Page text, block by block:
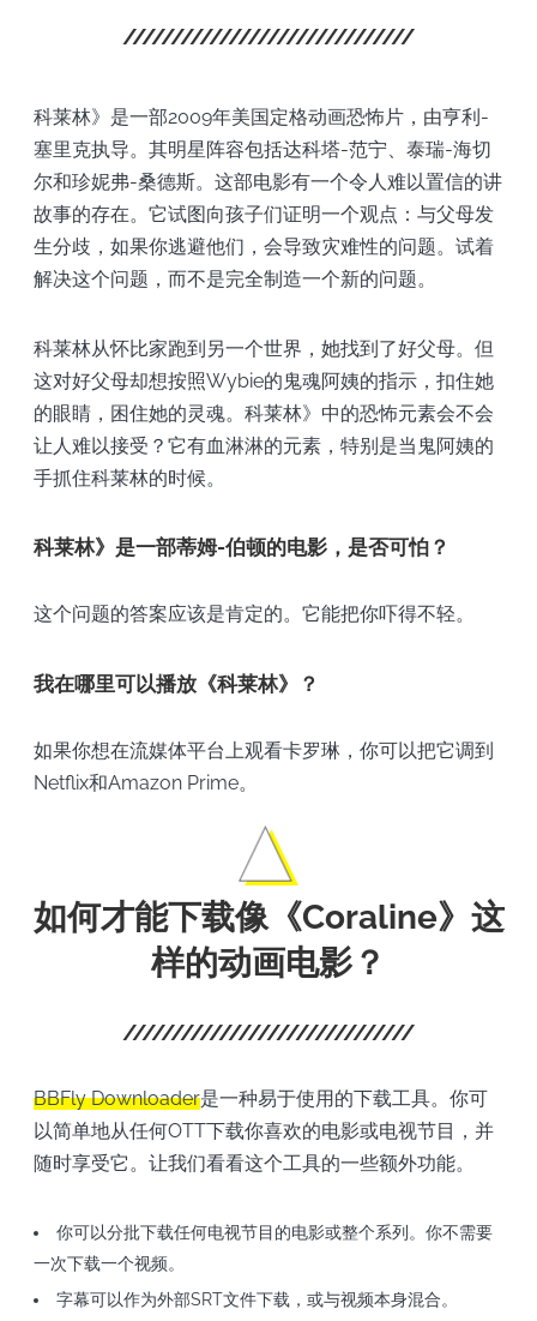
科莱林》是一部2009年美国定格动画恐怖片，由亨利-
塞里克执导。其明星阵容包括达科塔-范宁、泰瑞-海切
尔和珍妮弗-桑德斯。这部电影有一个令人难以置信的讲
故事的存在。它试图向孩子们证明一个观点：与父母发
生分歧，如果你逃避他们，会导致灾难性的问题。试着
解决这个问题，而不是完全制造一个新的问题。
科莱林从怀比家跑到另一个世界，她找到了好父母。但
这对好父母却想按照Wybie的鬼魂阿姨的指示，扣住她
的眼睛，困住她的灵魂。科莱林》中的恐怖元素会不会
让人难以接受？它有血淋淋的元素，特别是当鬼阿姨的
手抓住科莱林的时候。
科莱林》是一部蒂姆-伯顿的电影，是否可怕？
这个问题的答案应该是肯定的。它能把你吓得不轻。
我在哪里可以播放《科莱林》？
如果你想在流媒体平台上观看卡罗琳，你可以把它调到
Netflix和Amazon Prime。
如何才能下载像《Coraline》这
样的动画电影？
BBFly Downloader是一种易于使用的下载工具。你可
以简单地从任何OTT下载你喜欢的电影或电视节目，并
随时享受它。让我们看看这个工具的一些额外功能。
你可以分批下载任何电视节目的电影或整个系列。你不需要
一次下载一个视频。
字幕可以作为外部SRT文件下载，或与视频本身混合。